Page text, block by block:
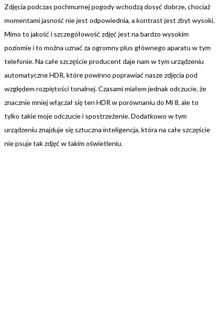
Zdjęcia podczas pochmurnej pogody wchodzą dosyć dobrze, chociaż
momentami jasność nie jest odpowiednia, a kontrast jest zbyt wysoki.
Mimo to jakość i szczegółowość zdjęć jest na bardzo wysokim
poziomie i to można uznać za ogromny plus głównego aparatu w tym
telefonie. Na całe szczęście producent daje nam w tym urządzeniu
automatyczne HDR, które powinno poprawiać nasze zdjęcia pod
względem rozpiętości tonalnej. Czasami miałem jednak odczucie, że
znacznie mniej włączał się ten HDR w porównaniu do Mi 8, ale to
tylko takie moje odczucie i spostrzeżenie. Dodatkowo w tym
urządzeniu znajduje się sztuczna inteligencja, która na całe szczęście
nie psuje tak zdjęć w takim oświetleniu.